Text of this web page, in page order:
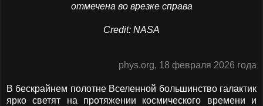
отмечена во врезке справа
Credit: NASA
phys.org, 18 февраля 2026 года
В бескрайнем полотне Вселенной большинство галактик
ярко светят на протяжении космического времени и